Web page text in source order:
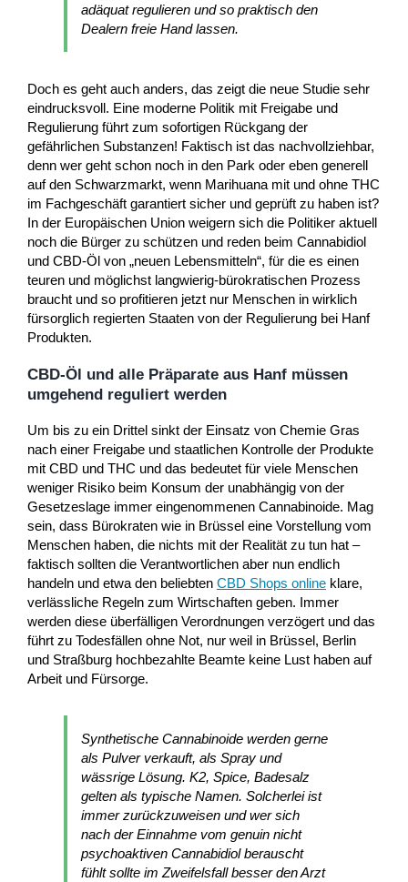
adäquat regulieren und so praktisch den
Dealern freie Hand lassen.
Doch es geht auch anders, das zeigt die neue Studie sehr
eindrucksvoll. Eine moderne Politik mit Freigabe und
Regulierung führt zum sofortigen Rückgang der
gefährlichen Substanzen! Faktisch ist das nachvollziehbar,
denn wer geht schon noch in den Park oder eben generell
auf den Schwarzmarkt, wenn Marihuana mit und ohne THC
im Fachgeschäft garantiert sicher und geprüft zu haben ist?
In der Europäischen Union weigern sich die Politiker aktuell
noch die Bürger zu schützen und reden beim Cannabidiol
und CBD-Öl von „neuen Lebensmitteln“, für die es einen
teuren und möglichst langwierig-bürokratischen Prozess
braucht und so profitieren jetzt nur Menschen in wirklich
fürsorglich regierten Staaten von der Regulierung bei Hanf
Produkten.
CBD-Öl und alle Präparate aus Hanf müssen
umgehend reguliert werden
Um bis zu ein Drittel sinkt der Einsatz von Chemie Gras
nach einer Freigabe und staatlichen Kontrolle der Produkte
mit CBD und THC und das bedeutet für viele Menschen
weniger Risiko beim Konsum der unabhängig von der
Gesetzeslage immer eingenommenen Cannabinoide. Mag
sein, dass Bürokraten wie in Brüssel eine Vorstellung vom
Menschen haben, die nichts mit der Realität zu tun hat –
faktisch sollten die Verantwortlichen aber nun endlich
handeln und etwa den beliebten CBD Shops onlineklare,
verlässliche Regeln zum Wirtschaften geben. Immer
werden diese überfälligen Verordnungen verzögert und das
führt zu Todesfällen ohne Not, nur weil in Brüssel, Berlin
und Straßburg hochbezahlte Beamte keine Lust haben auf
Arbeit und Fürsorge.
Synthetische Cannabinoide werden gerne
als Pulver verkauft, als Spray und
wässrige Lösung. K2, Spice, Badesalz
gelten als typische Namen. Solcherlei ist
immer zurückzuweisen und wer sich
nach der Einnahme vom genuin nicht
psychoaktiven Cannabidiol berauscht
fühlt sollte im Zweifelsfall besser den Arzt